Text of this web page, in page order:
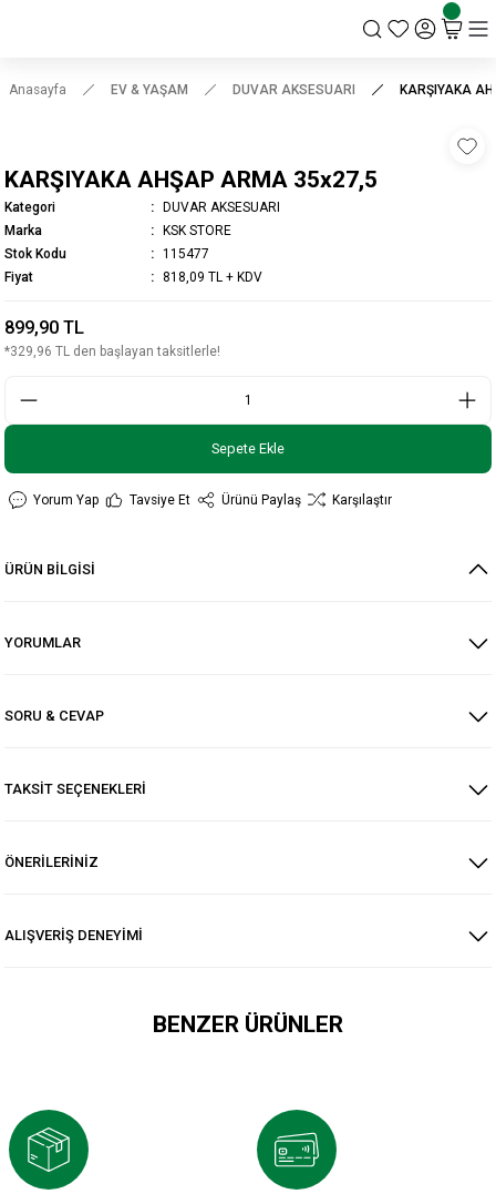
Anasayfa EV & YAŞAM DUVAR AKSESUARI KARŞIYAKA
KARŞIYAKA AHŞAP ARMA 35x27,5
Kategori
DUVAR AKSESUARI
Marka
KSK STORE
Stok Kodu
115477
Fiyat
818,09 TL + KDV
899,90 TL
*329,96 TL den başlayan taksitlerle!
Sepete Ekle
Yorum Yap Tavsiye Et Ürünü Paylaş Karşılaştır
ÜRÜN BİLGİSİ
YORUMLAR
SORU & CEVAP
TAKSİT SEÇENEKLERİ
ÖNERİLERİNİZ
ALIŞVERİŞ DENEYİMİ
BENZER ÜRÜNLER
899,90 TL